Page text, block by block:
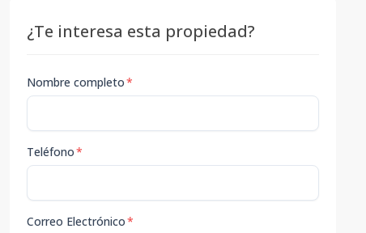
¿Te interesa esta propiedad?
Nombre completo*
Teléfono*
Correo Electrónico*